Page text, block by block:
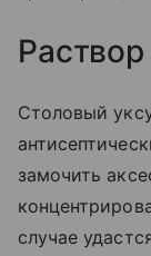
Раствор
Столовый
замочить
случае